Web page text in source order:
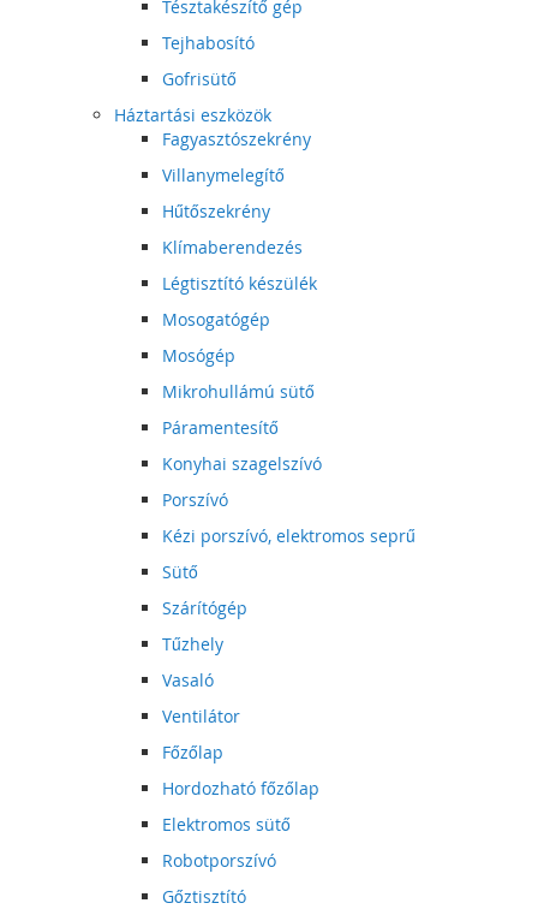
Tésztakészítő gép
Tejhabosító
Gofrisütő
Háztartási eszközök
Fagyasztószekrény
Villanymelegítő
Hűtőszekrény
Klímaberendezés
Légtisztító készülék
Mosogatógép
Mosógép
Mikrohullámú sütő
Páramentesítő
Konyhai szagelszívó
Porszívó
Kézi porszívó, elektromos seprű
Sütő
Szárítógép
Tűzhely
Vasaló
Ventilátor
Főzőlap
Hordozható főzőlap
Elektromos sütő
Robotporszívó
Gőztisztító